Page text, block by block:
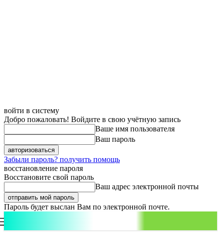
войти в систему
Добро пожаловать! Войдите в свою учётную запись
Ваше имя пользователя
Ваш пароль
Забыли пароль? получить помощь
восстановление пароля
Восстановите свой пароль
Ваш адрес электронной почты
Пароль будет выслан Вам по электронной почте.